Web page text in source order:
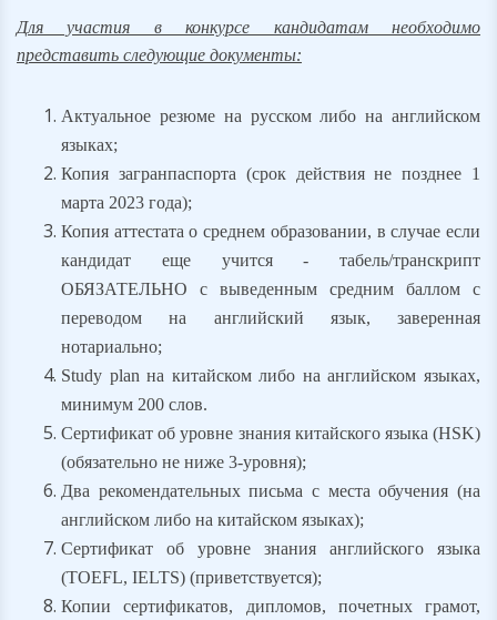
Для участия в конкурсе кандидатам необходимо
представить следующие документы:
Актуальное резюме на русском либо на английском
языках;
Копия загранпаспорта (срок действия не позднее 1
марта 2023 года);
Копия аттестата о среднем образовании, в случае если
кандидат еще учится - табель/транскрипт
ОБЯЗАТЕЛЬНО
с выведенным средним баллом с
переводом на английский язык, заверенная
нотариально;
Study plan на китайском либо на английском языках,
минимум 200 слов.
Сертификат об уровне знания китайского языка (HSK)
(обязательно не ниже 3-уровня);
Два рекомендательных письма с места обучения (на
английском либо на китайском языках);
Сертификат об уровне знания английского языка
(TOEFL, IELTS) (приветствуется);
Копии сертификатов, дипломов, почетных грамот,